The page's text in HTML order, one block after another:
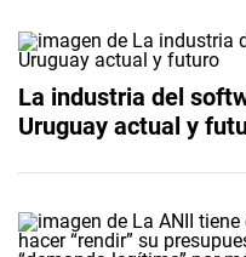
La industria del
Uruguay actual y